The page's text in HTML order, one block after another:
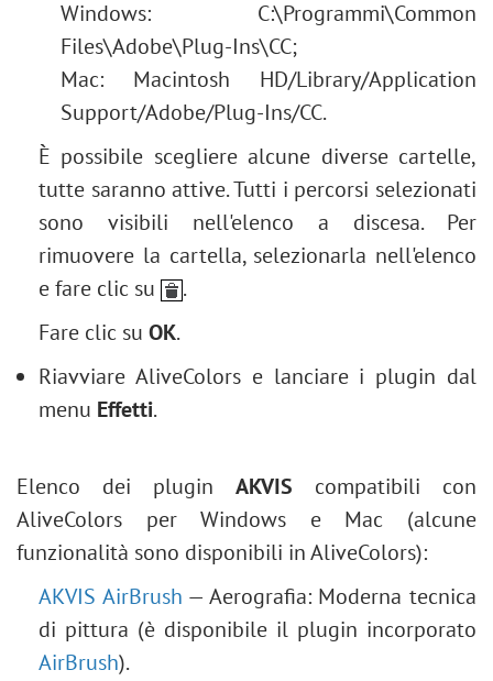
Windows: C:\Programmi\Common
Files\Adobe\Plug-Ins\CC;
Mac: Macintosh HD/Library/Application
Support/Adobe/Plug-Ins/CC.
È possibile scegliere alcune diverse cartelle,
tutte saranno attive. Tutti i percorsi selezionati
sono visibili nell'elenco a discesa. Per
rimuovere la cartella, selezionarla nell'elenco
e fare clic su
.
Fare clic su OK.
Riavviare AliveColors e lanciare i plugin dal
menu Effetti.
Elenco dei plugin AKVIS compatibili con
AliveColors per Windows e Mac (alcune
funzionalità sono disponibili in AliveColors):
AKVIS AirBrush — Aerografia: Moderna tecnica
di pittura (è disponibile il plugin incorporato
AirBrush).